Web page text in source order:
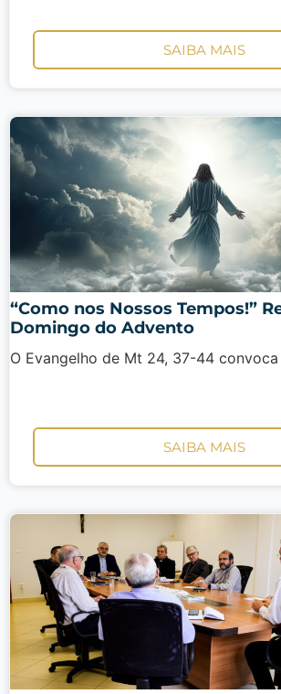
SAIBA MAIS
“Como nos Nossos Tempos!”
Domingo do Advento
O Evangelho de Mt 24, 37-44 convoca
SAIBA MAIS